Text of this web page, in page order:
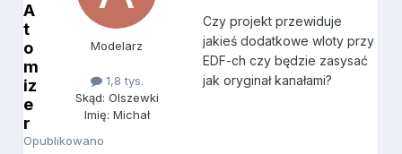
A
t
o
m
iz
e
r
Opublikowano
Modelarz
1,8 tys.
Skąd: Olszewki
Imię: Michał
Czy projekt przewiduje
jakieś dodatkowe wloty przy
EDF-ch czy będzie zasysać
jak oryginał kanałami?